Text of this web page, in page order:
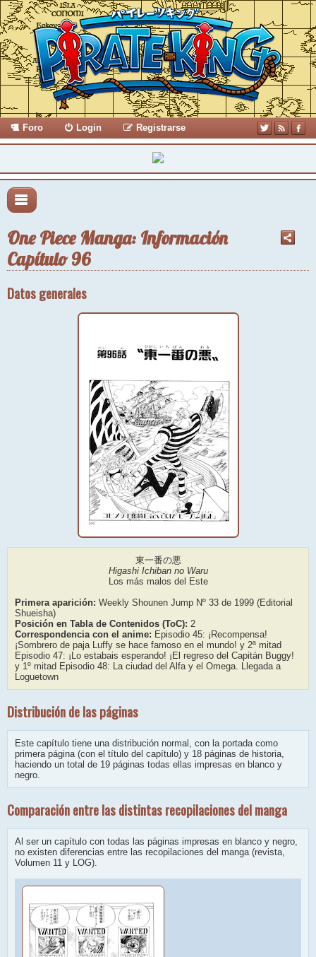
Foro Login Registrarse
One Piece Manga: Información
Capítulo 96
Datos generales
東一番の悪
Higashi Ichiban no Waru
Los más malos del Este
Primera aparición: Weekly Shounen Jump Nº 33 de 1999 (Editorial
Shueisha)
Posición en Tabla de Contenidos (ToC): 2
Correspondencia con el anime: Episodio 45: ¡Recompensa!
¡Sombrero de paja Luffy se hace famoso en el mundo! y 2ª mitad
Episodio 47: ¡Lo estabais esperando! ¡El regreso del Capitán Buggy!
y 1º mitad Episodio 48: La ciudad del Alfa y el Omega. Llegada a
Loguetown
Distribución de las páginas
Este capítulo tiene una distribución normal, con la portada como
primera página (con el título del capítulo) y 18 páginas de historia,
haciendo un total de 19 páginas todas ellas impresas en blanco y
negro.
Comparación entre las distintas recopilaciones del manga
Al ser un capítulo con todas las páginas impresas en blanco y negro,
no existen diferencias entre las recopilaciones del manga (revista,
Volumen 11 y LOG).